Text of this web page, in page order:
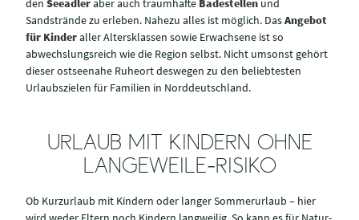
den Seeadleraber auch traumhafte Badestellen und
Sandstrände zu erleben. Nahezu alles ist möglich. DasAngebot
für Kinderaller Altersklassen sowie Erwachsene ist so
abwechslungsreich wie die Region selbst. Nicht umsonst gehört
dieser ostseenahe Ruheort deswegen zu den beliebtesten
Urlaubszielen für Familien in Norddeutschland.
URLAUB MIT KINDERN OHNE
LANGEWEILE-RISIKO
Ob Kurzurlaub mit Kindern oder langer Sommerurlaub – hier